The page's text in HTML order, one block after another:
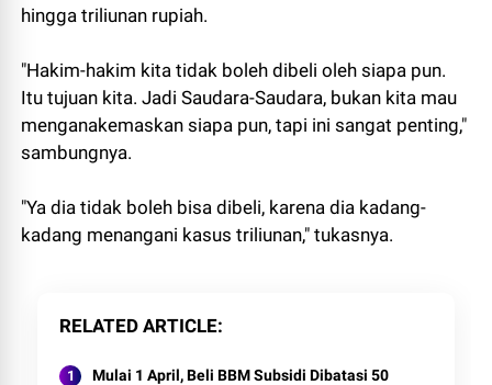
hingga triliunan rupiah.
"Hakim-hakim kita tidak boleh dibeli oleh siapa pun.
Itu tujuan kita. Jadi Saudara-Saudara, bukan kita mau
menganakemaskan siapa pun, tapi ini sangat penting,"
sambungnya.
"Ya dia tidak boleh bisa dibeli, karena dia kadang-
kadang menangani kasus triliunan," tukasnya.
RELATED ARTICLE
Mulai 1 April, Beli BBM Subsidi Dibatasi 50